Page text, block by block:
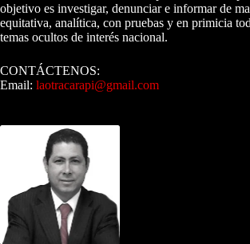
objetivo es investigar, denunciar e informar de
equitativa, analítica, con pruebas y en primicia
temas ocultos de interés nacional.
CONTÁCTENOS:
Email: laotracarapi@gmail.com